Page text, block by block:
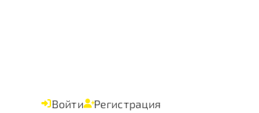
Войти Регистрация